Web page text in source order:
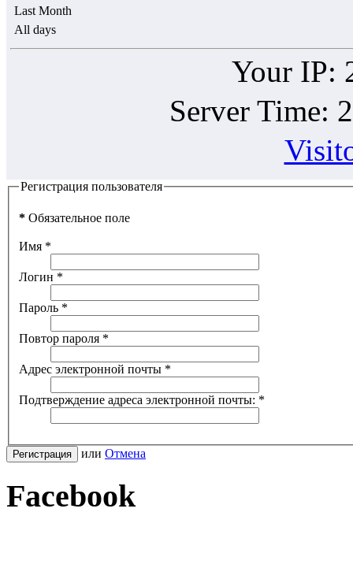
Last Month
All days
Your IP:
Server Time:
Регистрация пользователя
* Обязательное поле
Имя *
Логин *
Пароль *
Повтор пароля *
Адрес электронной почты *
Подтверждение адреса электронной почты: *
Регистрация или Отмена
Facebook